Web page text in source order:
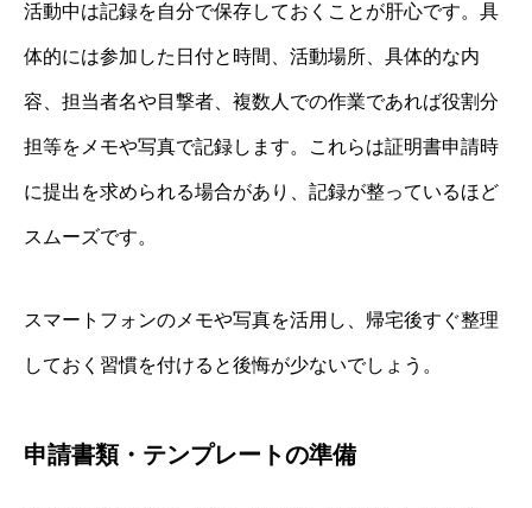
活動中は記録を自分で保存しておくことが肝心です。具
体的には参加した日付と時間、活動場所、具体的な内
容、担当者名や目撃者、複数人での作業であれば役割分
担等をメモや写真で記録します。これらは証明書申請時
に提出を求められる場合があり、記録が整っているほど
スムーズです。
スマートフォンのメモや写真を活用し、帰宅後すぐ整理
しておく習慣を付けると後悔が少ないでしょう。
申請書類・テンプレートの準備